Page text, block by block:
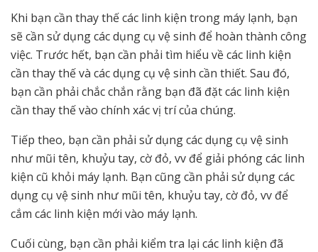
Khi bạn cần thay thế các linh kiện trong máy lạnh, bạn
sẽ cần sử dụng các dụng cụ vệ sinh để hoàn thành công
việc. Trước hết, bạn cần phải tìm hiểu về các linh kiện
cần thay thế và các dụng cụ vệ sinh cần thiết. Sau đó,
bạn cần phải chắc chắn rằng bạn đã đặt các linh kiện
cần thay thế vào chính xác vị trí của chúng.
Tiếp theo, bạn cần phải sử dụng các dụng cụ vệ sinh
như mũi tên, khuỷu tay, cờ đỏ, vv để giải phóng các linh
kiện cũ khỏi máy lạnh. Bạn cũng cần phải sử dụng các
dụng cụ vệ sinh như mũi tên, khuỷu tay, cờ đỏ, vv để
cắm các linh kiện mới vào máy lạnh.
Cuối cùng, bạn cần phải kiểm tra lại các linh kiện đã